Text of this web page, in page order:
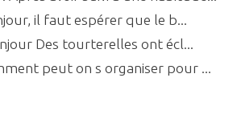
il faut espérer que le b...
Des tourterelles ont écl...
peut on s organiser pour ...